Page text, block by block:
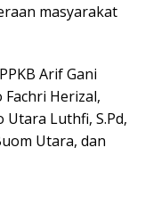
masyarakat
Arif Gani
Fachri Herizal,
Utara Luthfi, S.Pd,
Utara, dan